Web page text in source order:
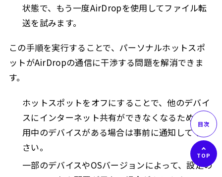
状態で、もう一度AirDropを使用してファイル転
送を試みます。
この手順を実行することで、パーソナルホットスポ
ットがAirDropの通信に干渉する問題を解消できま
す。
ホットスポットをオフにすることで、他のデバイ
スにインターネット共有ができなくなるため、利
用中のデバイスがある場合は事前に通知してくだ
さい。
一部のデバイスやOSバージョンによって、設定の